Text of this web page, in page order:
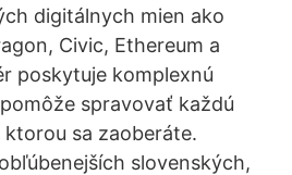
digitálnych mien ako
Civic, Ethereum a
poskytuje komplexnú
spravovať každú
sa zaoberáte.
slovenských,